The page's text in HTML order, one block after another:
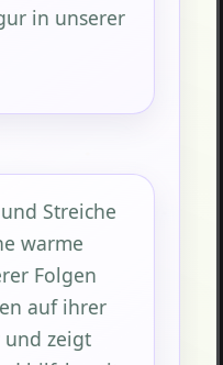
in unserer
Streiche
warme
Folgen
auf ihrer
und zeigt